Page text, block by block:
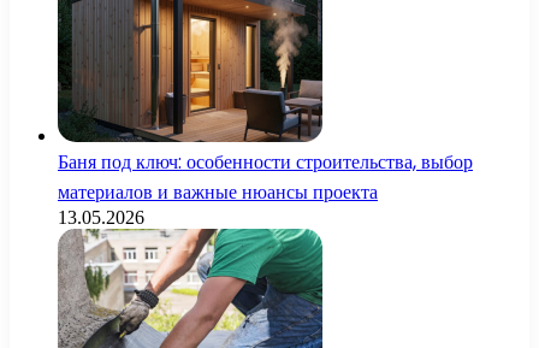
Баня под ключ: особенности строительства, выбор
материалов и важные нюансы проекта
13.05.2026